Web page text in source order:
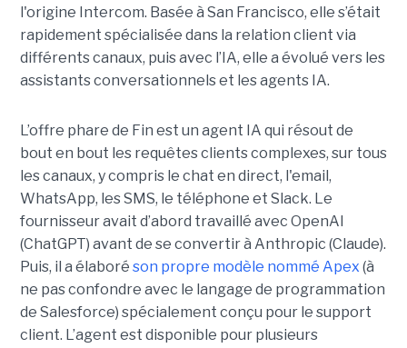
l'origine Intercom. Basée à San Francisco, elle s’était
rapidement spécialisée dans la relation client via
différents canaux, puis avec l’IA, elle a évolué vers les
assistants conversationnels et les agents IA.
L’offre phare de Fin est un agent IA qui résout de
bout en bout les requêtes clients complexes, sur tous
les canaux, y compris le chat en direct, l'email,
WhatsApp, les SMS, le téléphone et Slack. Le
fournisseur avait d’abord travaillé avec OpenAI
(ChatGPT) avant de se convertir à Anthropic (Claude).
Puis, il a élaboré son propre modèle nommé Apex (à
ne pas confondre avec le langage de programmation
de Salesforce) spécialement conçu pour le support
client. L’agent est disponible pour plusieurs